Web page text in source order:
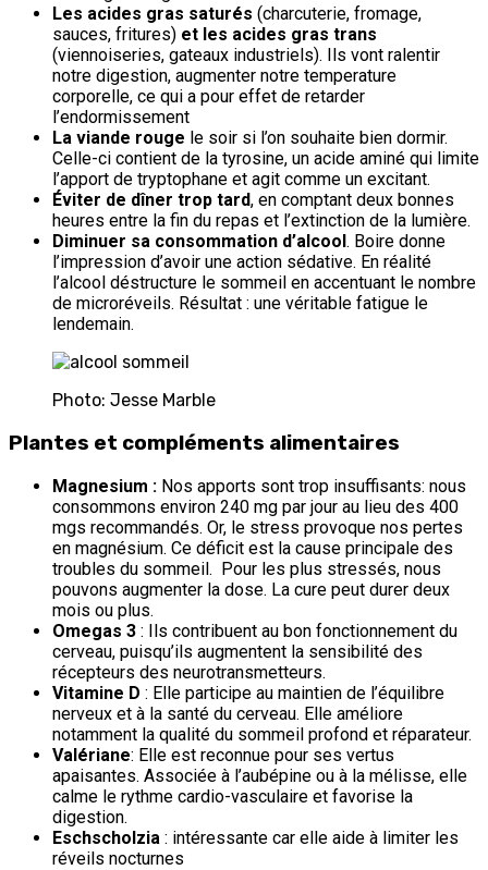
Les acides gras saturés (charcuterie, fromage,
sauces, fritures) et les acides gras trans
(viennoiseries, gateaux industriels). Ils vont ralentir
notre digestion, augmenter notre temperature
corporelle, ce qui a pour effet de retarder
l’endormissement
La viande rouge le soir si l’on souhaite bien dormir.
Celle-ci contient de la tyrosine, un acide aminé qui limite
l’apport de tryptophane et agit comme un excitant.
Éviter de dîner trop tard, en comptant deux bonnes
heures entre la fin du repas et l’extinction de la lumière.
Diminuer sa consommation d’alcool. Boire donne
l’impression d’avoir une action sédative. En réalité
l’alcool déstructure le sommeil en accentuant le nombre
de microréveils. Résultat : une véritable fatigue le
lendemain.
Photo: Jesse Marble
Plantes et compléments alimentaires
Magnesium : Nos apports sont trop insuffisants: nous
consommons environ 240 mg par jour au lieu des 400
mgs recommandés. Or, le stress provoque nos pertes
en magnésium. Ce déficit est la cause principale des
troubles du sommeil. Pour les plus stressés, nous
pouvons augmenter la dose. La cure peut durer deux
mois ou plus.
Omegas 3 : Ils contribuent au bon fonctionnement du
cerveau, puisqu’ils augmentent la sensibilité des
récepteurs des neurotransmetteurs.
Vitamine D : Elle participe au maintien de l’équilibre
nerveux et à la santé du cerveau. Elle améliore
notamment la qualité du sommeil profond et réparateur.
Valériane: Elle est reconnue pour ses vertus
apaisantes. Associée à l’aubépine ou à la mélisse, elle
calme le rythme cardio-vasculaire et favorise la
digestion.
Eschscholzia : intéressante car elle aide à limiter les
réveils nocturnes